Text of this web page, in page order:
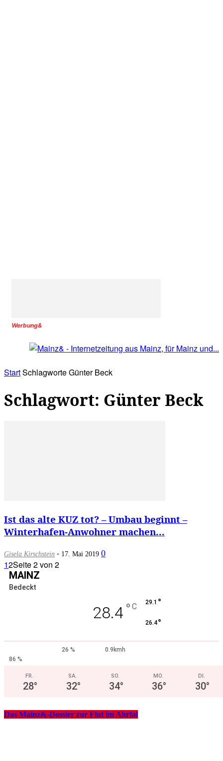
Werbung&
StartSchlagworteGünter Beck
Schlagwort: Günter Beck
Ist das alte KUZ tot? – Umbau beginnt –
Winterhafen-Anwohner machen...
Gisela Kirschstein - 17. Mai 2019 0
12Seite 2 von 2
MAINZ
Bedeckt
28.4 ° C 29.1 °
26.4°
26 %
0.9kmh
86 %
FR.
28°
SA.
32°
SO.
34°
MO.
36°
DI.
30°
Das Mainz&-Dossier zur Flut im Ahrtal